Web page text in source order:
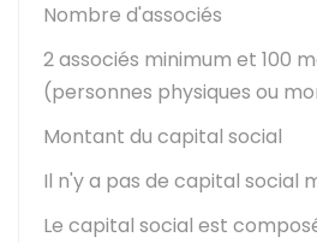
Nombre d'associés
2 associés minimum et 100
(personnes physiques ou
Montant du capital social
Il n'y a pas de capital social
Le capital social est